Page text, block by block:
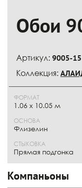
Обои
Артикул: 9005-15
Коллекция:
ФОРМАТ
1.06 x 10.05 м
ОСНОВА
Флизелин
СТЫКОВКА
Прямая подгонка
Компаньоны